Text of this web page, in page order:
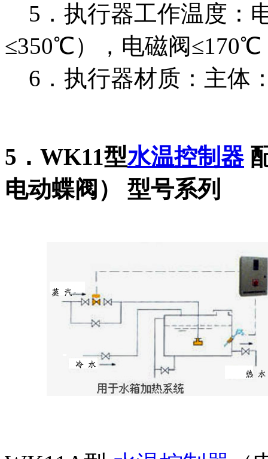
5．执行器工作温度：
≤350℃），电磁阀
6．执行器材质：主体
5．WK11型水温控制器
电动蝶阀） 型号系列